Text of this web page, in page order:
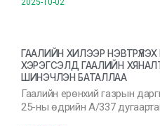
2025-10-02
ГААЛИЙН ХИЛЭЭР
ХЭРЭГСЭЛД ГААЛИЙН
ШИНЭЧЛЭН БАТАЛЛАА
Гаалийн ерөнхий газрын
25-ны өдрийн А/337